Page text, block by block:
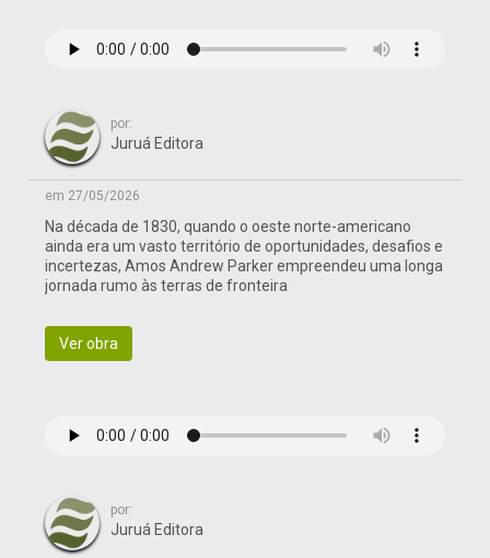
por:
Juruá Editora
em 27/05/2026
Na década de 1830, quando o oeste norte-americano
ainda era um vasto território de oportunidades, desafios e
incertezas, Amos Andrew Parker empreendeu uma longa
jornada rumo às terras de fronteira
Ver obra
por:
Juruá Editora